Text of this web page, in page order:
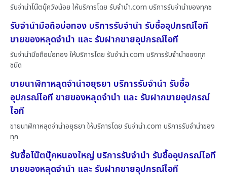
รับจำนำโน๊ตบุ๊ควังน้อย ให้บริการโดย รับจํานํา.com บริการรับจำนำของทุกช
รับจำนำมือถือบ่อทอง บริการรับจำนำ รับซื้ออุปกรณ์ไอที
ขายของหลุดจำนำ และ รับฝากขายอุปกรณ์ไอที
รับจำนำมือถือบ่อทอง ให้บริการโดย รับจํานํา.com บริการรับจำนำของทุก
ชนิด
ขายนาฬิกาหลุดจำนำอยุธยา บริการรับจำนำ รับซื้อ
อุปกรณ์ไอที ขายของหลุดจำนำ และ รับฝากขายอุปกรณ์
ไอที
ขายนาฬิกาหลุดจำนำอยุธยา ให้บริการโดย รับจํานํา.com บริการรับจำนำของ
ทุก
รับซื้อโน๊ตบุ๊คหนองใหญ่ บริการรับจำนำ รับซื้ออุปกรณ์ไอที
ขายของหลุดจำนำ และ รับฝากขายอุปกรณ์ไอที